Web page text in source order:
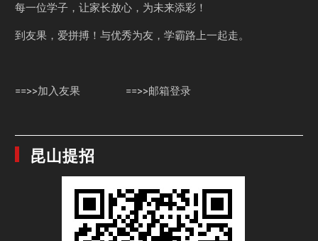
每一位学子，让家长放心，为未来添彩！
到友果，爱拼搏！与优秀为友，学霸路上一起走。
==>>加入友果 ==>>邮箱登录
昆山提招